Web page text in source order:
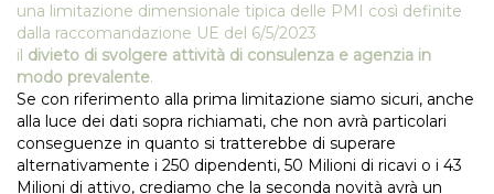
una limitazione dimensionale tipica delle PMI così definite
dalla raccomandazione UE del 6/5/2023
il divieto di svolgere attività di consulenza e agenzia in
modo prevalente.
Se con riferimento alla prima limitazione siamo sicuri, anche
alla luce dei dati sopra richiamati, che non avrà particolari
conseguenze in quanto si tratterebbe di superare
alternativamente i 250 dipendenti, 50 Milioni di ricavi o i 43
Milioni di attivo, crediamo che la seconda novità avrà un